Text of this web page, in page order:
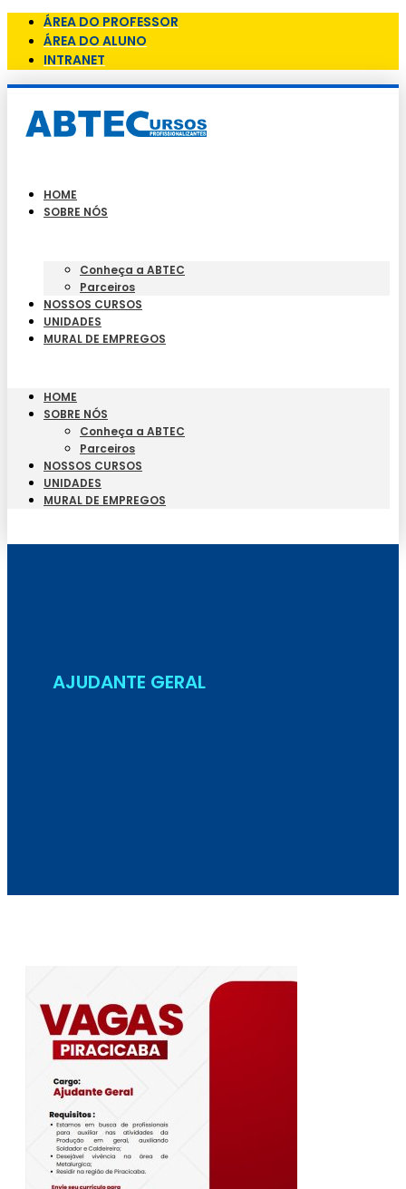
ÁREA DO PROFESSOR
ÁREA DO ALUNO
INTRANET
HOME
SOBRE NÓS
Conheça a ABTEC
Parceiros
NOSSOS CURSOS
UNIDADES
MURAL DE EMPREGOS
HOME
SOBRE NÓS
Conheça a ABTEC
Parceiros
NOSSOS CURSOS
UNIDADES
MURAL DE EMPREGOS
AJUDANTE GERAL